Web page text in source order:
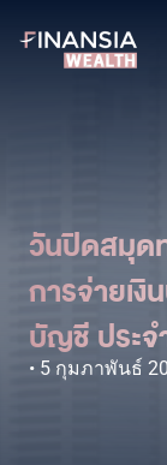
วันปิดสมุด
การจ่ายเงิ
บัญชี ประจ
5 กุมภาพันธ์